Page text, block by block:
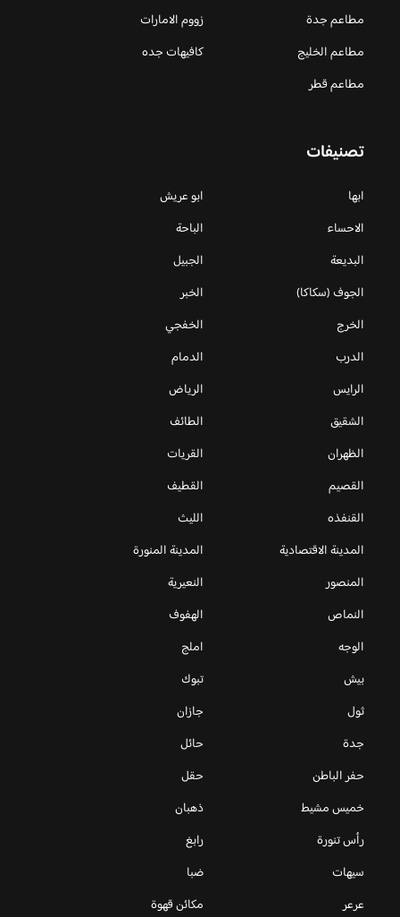
مطاعم جدة
زووم الامارات
مطاعم الخليج
كافيهات جده
مطاعم قطر
تصنيفات
ابها
ابو عريش
الاحساء
الباحة
البديعة
الجبيل
الجوف (سكاكا)
الخبر
الخرج
الخفجي
الدرب
الدمام
الرايس
الرياض
الشقيق
الطائف
الظهران
القريات
القصيم
القطيف
القنفذه
الليث
المدينة الاقتصادية
المدينة المنورة
المنصور
النعيرية
النماص
الهفوف
الوجه
املج
بيش
تبوك
ثول
جازان
جدة
حائل
حفر الباطن
حقل
خميس مشيط
ذهبان
رأس تنورة
رابغ
سيهات
ضبا
عرعر
مكائن قهوة